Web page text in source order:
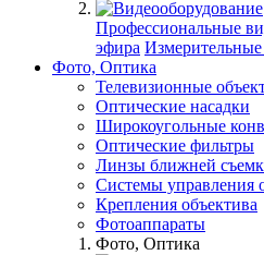
Профессиональные
эфира
Фото, Оптика
Телевизионные
Оптические насадки
Широкоугольные
Оптические фильтры
Линзы ближней
Системы управления
Крепления объектива
Фотоаппараты
Фото, Оптика